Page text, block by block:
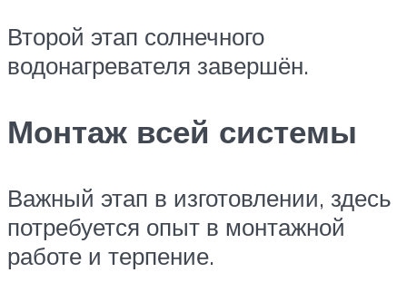
Второй этап солнечного
водонагревателя завершён.
Монтаж всей системы
Важный этап в изготовлении, здесь
потребуется опыт в монтажной
работе и терпение.